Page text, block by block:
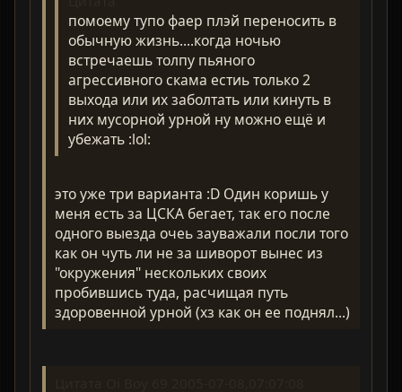
помоему тупо фаер плэй переносить в
обычную жизнь....когда ночью
встречаешь толпу пьяного
агрессивного скама естиь только 2
выхода или их заболтать или кинуть в
них мусорной урной ну можно ещё и
убежать :lol:
это уже три варианта :D Один коришь у
меня есть за ЦСКА бегает, так его после
одного выезда очеь зауважали посли того
как он чуть ли не за шиворот вынес из
"окружения" нескольких своих
пробившись туда, расчищая путь
здоровенной урной (хз как он ее поднял...)